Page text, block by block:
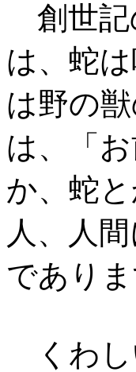
創世記
は、蛇
は野の
は、「
か、蛇
人、人
でありま
くわし